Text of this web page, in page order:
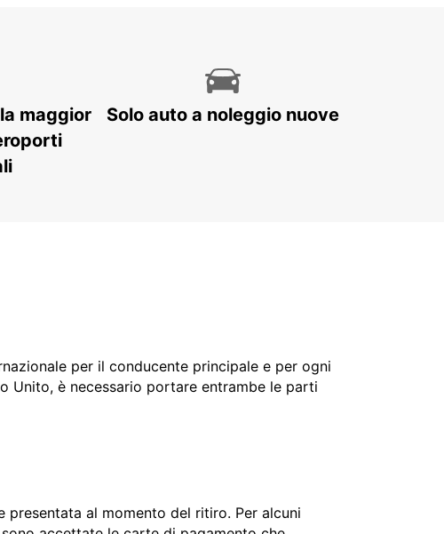
maggior
Solo auto a noleggio nuove
per il conducente principale e per ogni
Unito, è necessario portare entrambe le parti
al momento del ritiro. Per alcuni